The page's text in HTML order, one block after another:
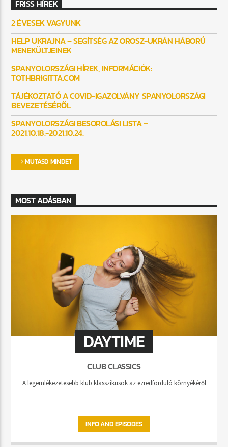
FRISS HÍREK
2 ÉVESEK VAGYUNK
HELP UKRAJNA – SEGÍTSÉG AZ OROSZ-UKRÁN HÁBORÚ
MENEKÜLTJEINEK
SPANYOLORSZÁGI HÍREK, INFORMÁCIÓK:
TOTHBRIGITTA.COM
TÁJÉKOZTATÓ A COVID-IGAZOLVÁNY SPANYOLORSZÁGI
BEVEZETÉSÉRŐL
SPANYOLORSZÁGI BESOROLÁSI LISTA –
2021.10.18.-2021.10.24.
MUTASD MINDET
MOST ADÁSBAN
DAYTIME
CLUB CLASSICS
A legemlékezetesebb klub klasszikusok az ezredforduló környékéről
INFO AND EPISODES